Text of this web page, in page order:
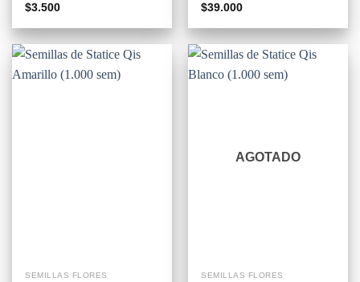
$3.500
$39.000
SEMILLAS FLORES
AGOTADO
SEMILLAS FLORES